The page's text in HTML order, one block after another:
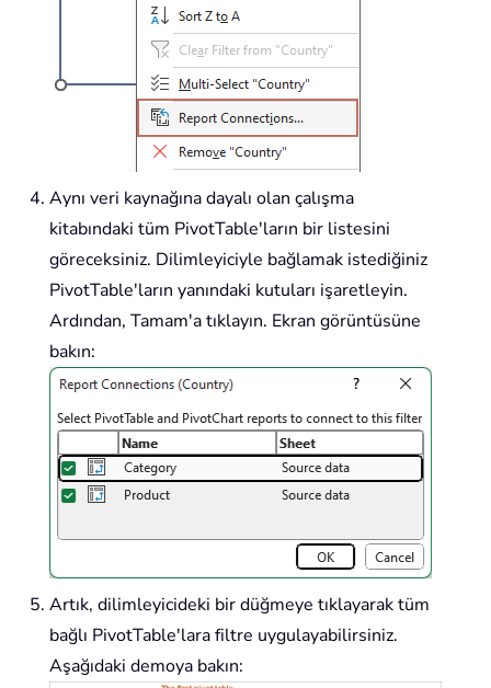
Aynı veri kaynağına dayalı olan çalışma
kitabındaki tüm PivotTable'ların bir listesini
göreceksiniz. Dilimleyiciyle bağlamak istediğiniz
PivotTable'ların yanındaki kutuları işaretleyin.
Ardından, Tamam'a tıklayın. Ekran görüntüsüne
bakın:
Artık, dilimleyicideki bir düğmeye tıklayarak tüm
bağlı PivotTable'lara filtre uygulayabilirsiniz.
Aşağıdaki demoya bakın: